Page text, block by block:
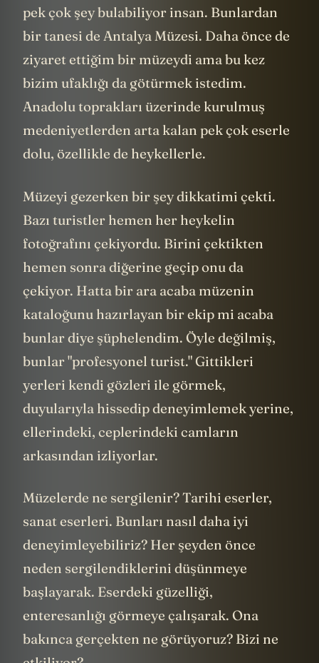
pek çok şey bulabiliyor insan. Bunlardan
bir tanesi de Antalya Müzesi. Daha önce de
ziyaret ettiğim bir müzeydi ama bu kez
bizim ufaklığı da götürmek istedim.
Anadolu toprakları üzerinde kurulmuş
medeniyetlerden arta kalan pek çok eserle
dolu, özellikle de heykellerle.
Müzeyi gezerken bir şey dikkatimi çekti.
Bazı turistler hemen her heykelin
fotoğrafını çekiyordu. Birini çektikten
hemen sonra diğerine geçip onu da
çekiyor. Hatta bir ara acaba müzenin
kataloğunu hazırlayan bir ekip mi acaba
bunlar diye şüphelendim. Öyle değilmiş,
bunlar "profesyonel turist." Gittikleri
yerleri kendi gözleri ile görmek,
duyularıyla hissedip deneyimlemek yerine,
ellerindeki, ceplerindeki camların
arkasından izliyorlar.
Müzelerde ne sergilenir? Tarihi eserler,
sanat eserleri. Bunları nasıl daha iyi
deneyimleyebiliriz? Her şeyden önce
neden sergilendiklerini düşünmeye
başlayarak. Eserdeki güzelliği,
enteresanlığı görmeye çalışarak. Ona
bakınca gerçekten ne görüyoruz? Bizi ne